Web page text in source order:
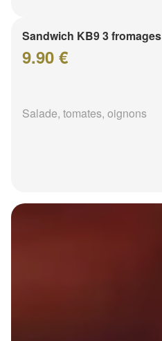
Sandwich KB9 3 fromages
9.90 €
Salade, tomates, oignons